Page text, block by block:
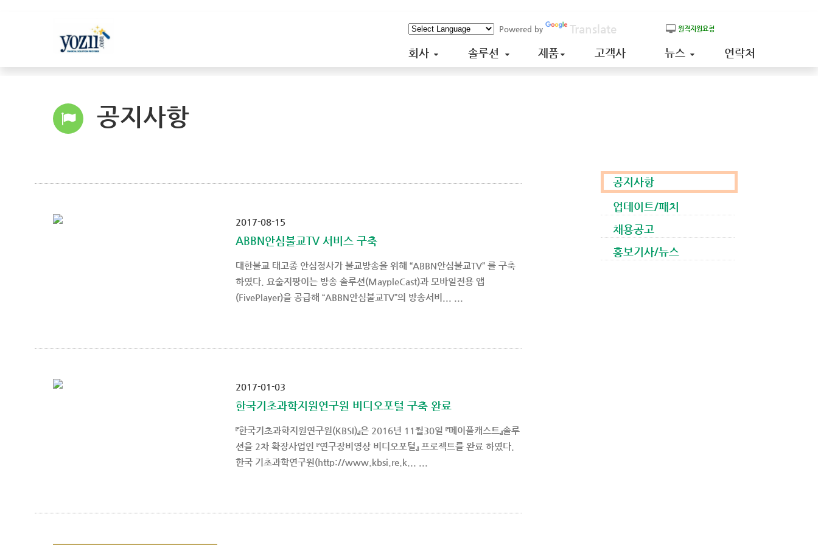
Powered by Translate 원격지원요청
회사 솔루션 제품 고객사 뉴스 연락처
공지사항
2017-08-15
ABBN안심불교TV 서비스 구축
대한불교 태고종 안심정사가 불교방송을 위해 “ABBN안심불교TV” 를 구축
하였다. 요술지팡이는 방송 솔루션(MaypleCast)과 모바일전용 앱
(FivePlayer)을 공급해 “ABBN안심불교TV”의 방송서비... ...
2017-01-03
한국기초과학지원연구원 비디오포털 구축 완료
『한국기초과학지원연구원(KBSI)』은 2016년 11월30일 『메이플캐스트』솔루
션을 2차 확장사업인 『연구장비영상 비디오포털』 프로젝트를 완료 하였다.
한국 기초과학연구원(http://www.kbsi.re.k... ...
공지사항
업데이트/패치
채용공고
홍보기사/뉴스